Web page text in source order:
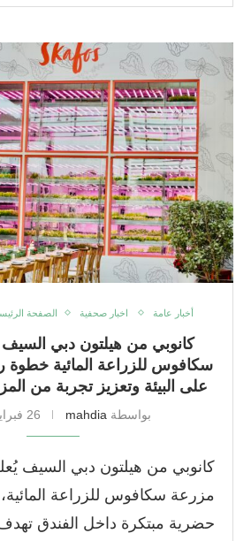
أخبار عامة اخبار صحفية الصفحة
كانوبي من هيلتون دبي
سكافوس للزراعة المائية خطوة
على البيئة وتعزيز تجربة من
بواسطة mahdia 26 فبراير، 2026
كانوبي من هيلتون دبي السيف
مزرعة سكافوس للزراعة
حضرية مبتكرة داخل الفندق تهدف